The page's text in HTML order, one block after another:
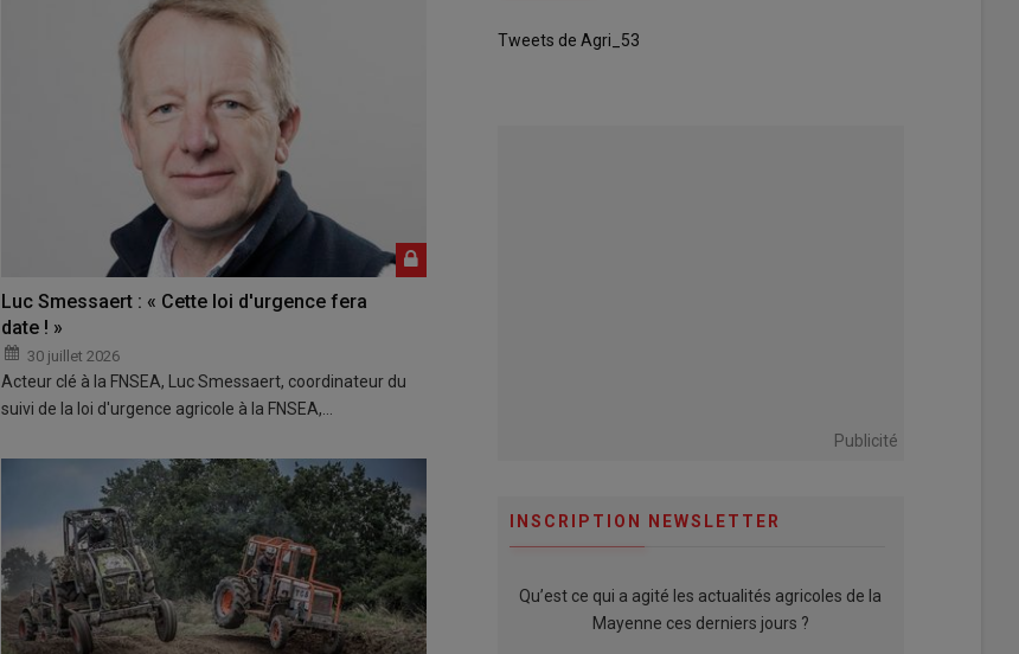
Luc Smessaert : « Cette loi d'urgence fera
date ! »
30 juillet 2026
Acteur clé à la FNSEA, Luc Smessaert, coordinateur du
suivi de la loi d'urgence agricole à la FNSEA,…
Tweets de Agri_53
Publicité
INSCRIPTION NEWSLETTER
Qu’est ce qui a agité les actualités agricoles de la
Mayenne ces derniers jours ?